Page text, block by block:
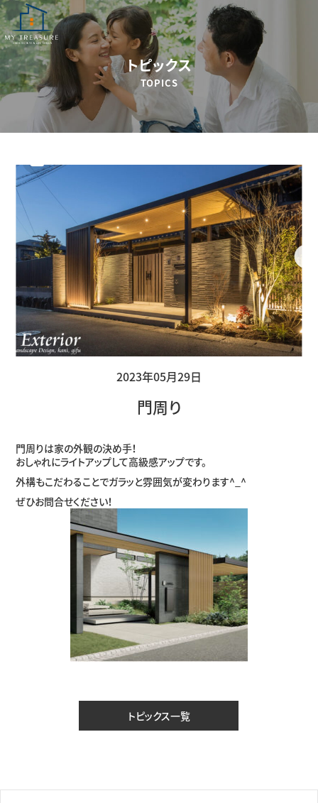
トピックス
TOPICS
2023年05月29日
門周り
門周りは家の外観の決め手！
おしゃれにライトアップして高級感アップです。
外構もこだわることでガラッと雰囲気が変わります^_^
ぜひお問合せください！
トピックス一覧